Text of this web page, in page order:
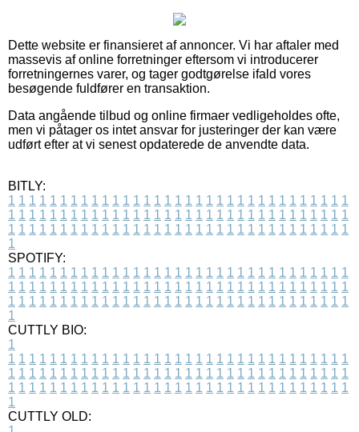
Dette website er finansieret af annoncer. Vi har aftaler med
massevis af online forretninger eftersom vi introducerer
forretningernes varer, og tager godtgørelse ifald vores
besøgende fuldfører en transaktion.
Data angående tilbud og online firmaer vedligeholdes ofte,
men vi påtager os intet ansvar for justeringer der kan være
udført efter at vi senest opdaterede de anvendte data.
BITLY:
1 1 1 1 1 1 1 1 1 1 1 1 1 1 1 1 1 1 1 1 1 1 1 1 1 1 1 1 1 1 1 1 1
1 1 1 1 1 1 1 1 1 1 1 1 1 1 1 1 1 1 1 1 1 1 1 1 1 1 1 1 1 1 1 1 1
1 1 1 1 1 1 1 1 1 1 1 1 1 1 1 1 1 1 1 1 1 1 1 1 1 1 1 1 1 1 1 1 1
1
SPOTIFY:
1 1 1 1 1 1 1 1 1 1 1 1 1 1 1 1 1 1 1 1 1 1 1 1 1 1 1 1 1 1 1 1 1
1 1 1 1 1 1 1 1 1 1 1 1 1 1 1 1 1 1 1 1 1 1 1 1 1 1 1 1 1 1 1 1 1
1 1 1 1 1 1 1 1 1 1 1 1 1 1 1 1 1 1 1 1 1 1 1 1 1 1 1 1 1 1 1 1 1
1
CUTTLY BIO:
1
1 1 1 1 1 1 1 1 1 1 1 1 1 1 1 1 1 1 1 1 1 1 1 1 1 1 1 1 1 1 1 1 1
1 1 1 1 1 1 1 1 1 1 1 1 1 1 1 1 1 1 1 1 1 1 1 1 1 1 1 1 1 1 1 1 1
1 1 1 1 1 1 1 1 1 1 1 1 1 1 1 1 1 1 1 1 1 1 1 1 1 1 1 1 1 1 1 1 1
1
CUTTLY OLD: